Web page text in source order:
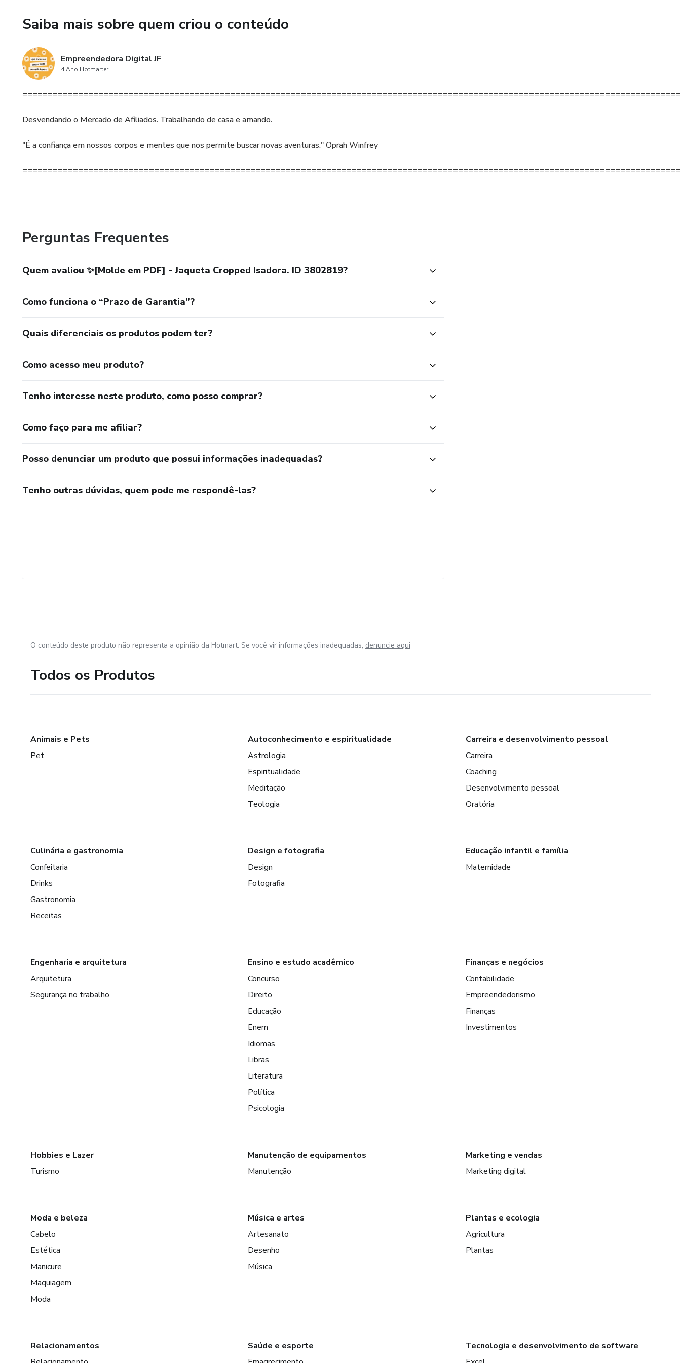
◾️ Enviamos fotos do modelo.⁣⁣⁣⁣⁣⁣⁣
Saiba mais sobre quem criou o conteúdo
Empreendedora Digital JF
4 Ano Hotmarter
Desvendando o Mercado de Afiliados. Trabalhando de casa e amando.
"É a confiança em nossos corpos e mentes que nos permite buscar novas aventuras." Oprah Winfrey
Perguntas Frequentes
Quem avaliou ✨[Molde em PDF] - Jaqueta Cropped Isadora. ID 3802819?
Como funciona o “Prazo de Garantia”?
Quais diferenciais os produtos podem ter?
Como acesso meu produto?
Tenho interesse neste produto, como posso comprar?
Como faço para me afiliar?
Posso denunciar um produto que possui informações inadequadas?
Tenho outras dúvidas, quem pode me respondê-las?
O conteúdo deste produto não representa a opinião da Hotmart. Se você vir informações inadequadas, denuncie aqui
Todos os Produtos
Animais e Pets
Pet
Autoconhecimento e espiritualidade
Astrologia
Espiritualidade
Meditação
Teologia
Carreira e desenvolvimento pessoal
Carreira
Coaching
Desenvolvimento pessoal
Oratória
Culinária e gastronomia
Confeitaria
Drinks
Gastronomia
Receitas
Design e fotografia
Design
Fotografia
Educação infantil e família
Maternidade
Engenharia e arquitetura
Arquitetura
Segurança no trabalho
Ensino e estudo acadêmico
Concurso
Direito
Educação
Enem
Idiomas
Libras
Literatura
Política
Psicologia
Finanças e negócios
Contabilidade
Empreendedorismo
Finanças
Investimentos
Hobbies e Lazer
Turismo
Manutenção de equipamentos
Manutenção
Marketing e vendas
Marketing digital
Moda e beleza
Cabelo
Estética
Manicure
Maquiagem
Moda
Música e artes
Artesanato
Desenho
Música
Plantas e ecologia
Agricultura
Plantas
Relacionamentos
Saúde e esporte
Tecnologia e desenvolvimento de software